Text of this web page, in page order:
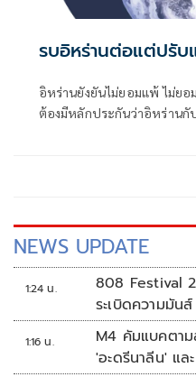
รบอิหร่านต่อแต่ปรั
อิหร่านยังยันไม่ยอมแพ้ ไม่ยอ
ต้องมีหลักประกันว่าอิหร่านกั
NEWS UPDATE
1:24 น.
808 Festival
ระเบิดความมัน
1:16 น.
M4 คัมแบคตา
'อะดรีนาลีน' แล